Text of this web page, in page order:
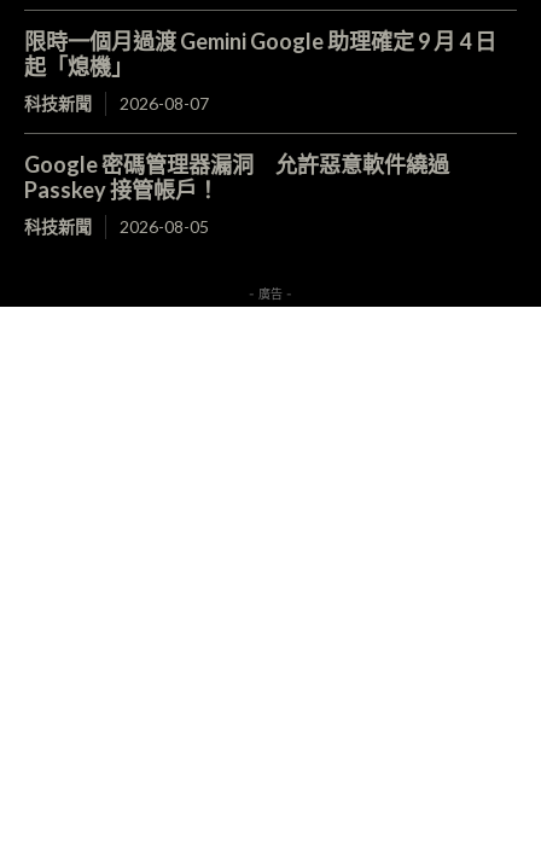
限時一個月過渡 Gemini Google 助理確定 9 月 4 日
起「熄機」
科技新聞 2026-08-07
Google 密碼管理器漏洞 允許惡意軟件繞過
Passkey 接管帳戶！
科技新聞 2026-08-05
- 廣告 -